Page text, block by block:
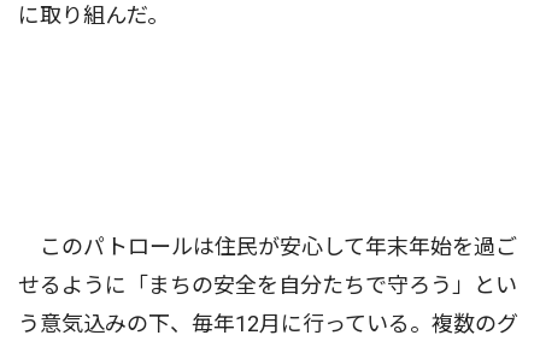
に取り組んだ。
このパトロールは住民が安心して年末年始を過ご
せるように「まちの安全を自分たちで守ろう」とい
う意気込みの下、毎年12月に行っている。複数のグ